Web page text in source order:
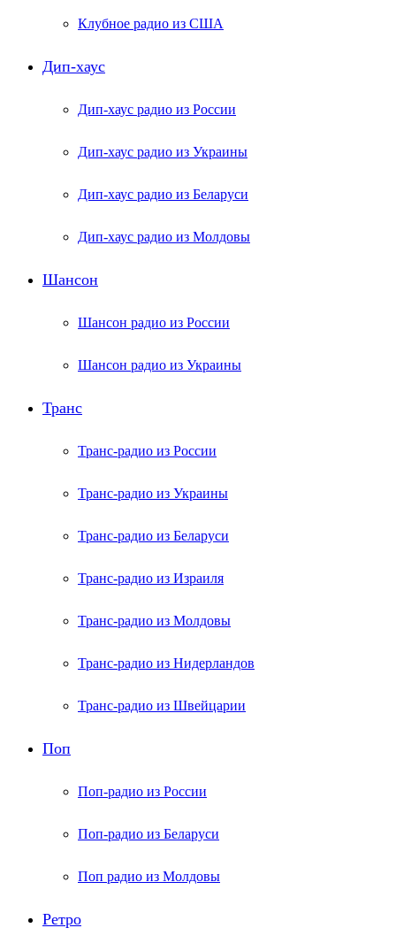
Клубное радио из США
Дип-хаус
Дип-хаус радио из России
Дип-хаус радио из Украины
Дип-хаус радио из Беларуси
Дип-хаус радио из Молдовы
Шансон
Шансон радио из России
Шансон радио из Украины
Транс
Транс-радио из России
Транс-радио из Украины
Транс-радио из Беларуси
Транс-радио из Израиля
Транс-радио из Молдовы
Транс-радио из Нидерландов
Транс-радио из Швейцарии
Поп
Поп-радио из России
Поп-радио из Беларуси
Поп радио из Молдовы
Ретро